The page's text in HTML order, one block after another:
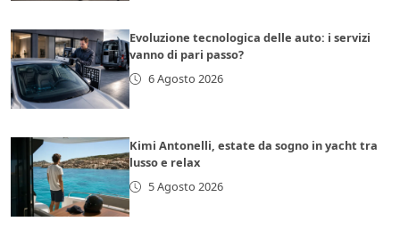
Evoluzione tecnologica delle auto: i servizi
vanno di pari passo?
6 Agosto 2026
Kimi Antonelli, estate da sogno in yacht tra
lusso e relax
5 Agosto 2026